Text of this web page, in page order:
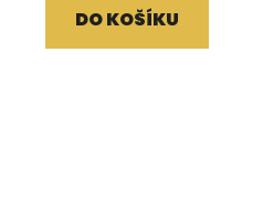
DO KOŠÍKU